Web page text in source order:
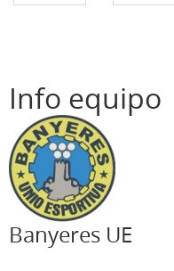
Info equipo
Banyeres UE